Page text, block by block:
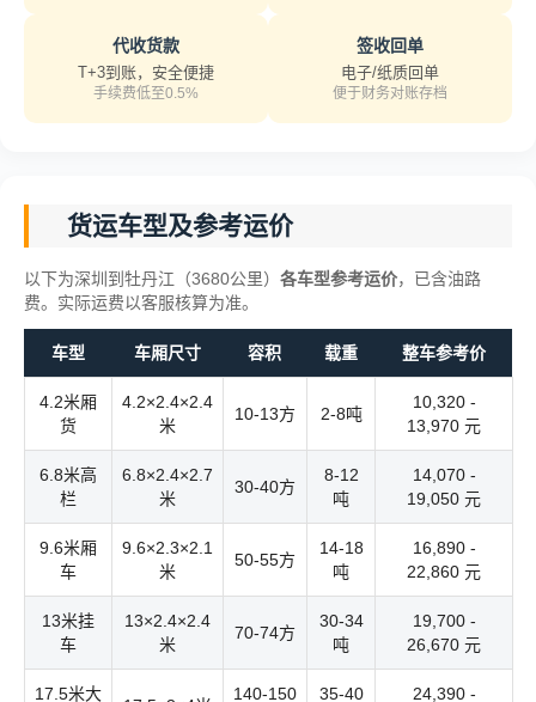
代收货款
T+3到账，安全便捷
手续费低至0.5%
签收回单
电子/纸质回单
便于财务对账存档
货运车型及参考运价
以下为深圳到牡丹江（3680公里） 各车型参考运价，已含油路
费。实际运费以客服核算为准。
车型 车厢尺寸 容积 载重 整车参考价
4.2米厢
货
4.2×2.4×2.4
米
10-13方 2-8吨
10,320 -
13,970 元
6.8米高
栏
6.8×2.4×2.7
米
30-40方
8-12
吨
14,070 -
19,050 元
9.6米厢
车
9.6×2.3×2.1
米
50-55方
14-18
吨
16,890 -
22,860 元
13米挂
车
13×2.4×2.4
米
70-74方
30-34
吨
19,700 -
26,670 元
17.5米大
140-150
35-40
24,390 -